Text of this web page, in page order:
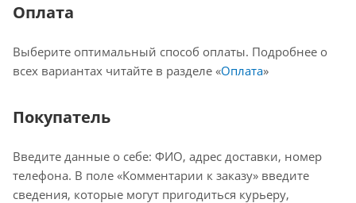
Оплата
Выберите оптимальный способ оплаты. Подробнее о
всех вариантах читайте в разделе «Оплата»
Покупатель
Введите данные о себе: ФИО, адрес доставки, номер
телефона. В поле «Комментарии к заказу» введите
сведения, которые могут пригодиться курьеру,